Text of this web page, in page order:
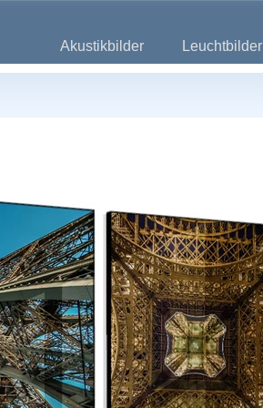
Akustikbilder Leuchtbilder